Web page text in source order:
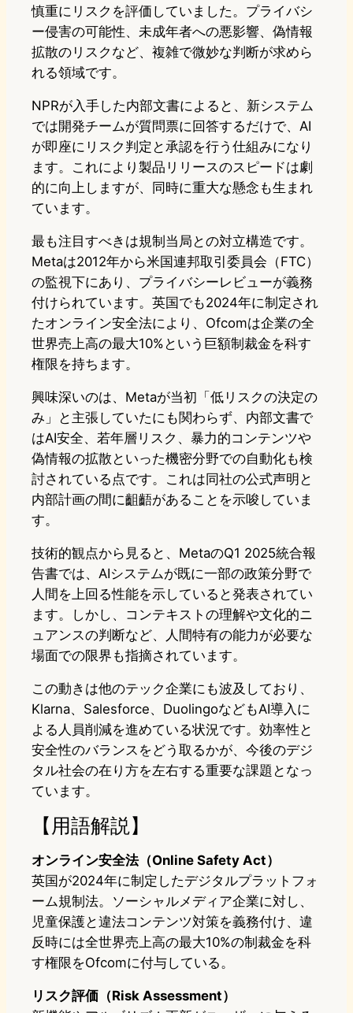
慎重にリスクを評価していました。プライバシ
ー侵害の可能性、未成年者への悪影響、偽情報
拡散のリスクなど、複雑で微妙な判断が求めら
れる領域です。
NPRが入手した内部文書によると、新システム
では開発チームが質問票に回答するだけで、AI
が即座にリスク判定と承認を行う仕組みになり
ます。これにより製品リリースのスピードは劇
的に向上しますが、同時に重大な懸念も生まれ
ています。
最も注目すべきは規制当局との対立構造です。
Metaは2012年から米国連邦取引委員会（FTC）
の監視下にあり、プライバシーレビューが義務
付けられています。英国でも2024年に制定され
たオンライン安全法により、Ofcomは企業の全
世界売上高の最大10%という巨額制裁金を科す
権限を持ちます。
興味深いのは、Metaが当初「低リスクの決定の
み」と主張していたにも関わらず、内部文書で
はAI安全、若年層リスク、暴力的コンテンツや
偽情報の拡散といった機密分野での自動化も検
討されている点です。これは同社の公式声明と
内部計画の間に齟齬があることを示唆していま
す。
技術的観点から見ると、MetaのQ1 2025統合報
告書では、AIシステムが既に一部の政策分野で
人間を上回る性能を示していると発表されてい
ます。しかし、コンテキストの理解や文化的ニ
ュアンスの判断など、人間特有の能力が必要な
場面での限界も指摘されています。
この動きは他のテック企業にも波及しており、
Klarna、Salesforce、DuolingoなどもAI導入に
よる人員削減を進めている状況です。効率性と
安全性のバランスをどう取るかが、今後のデジ
タル社会の在り方を左右する重要な課題となっ
ています。
【用語解説】
オンライン安全法（Online Safety Act）
英国が2024年に制定したデジタルプラットフォ
ーム規制法。ソーシャルメディア企業に対し、
児童保護と違法コンテンツ対策を義務付け、違
反時には全世界売上高の最大10%の制裁金を科
す権限をOfcomに付与している。
リスク評価（Risk Assessment）